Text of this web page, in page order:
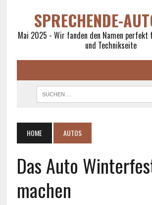
SPRECHENDE-
Mai 2025 - Wir fanden den Namen
und Technikseite
HOME AUTOS
Das Auto
machen